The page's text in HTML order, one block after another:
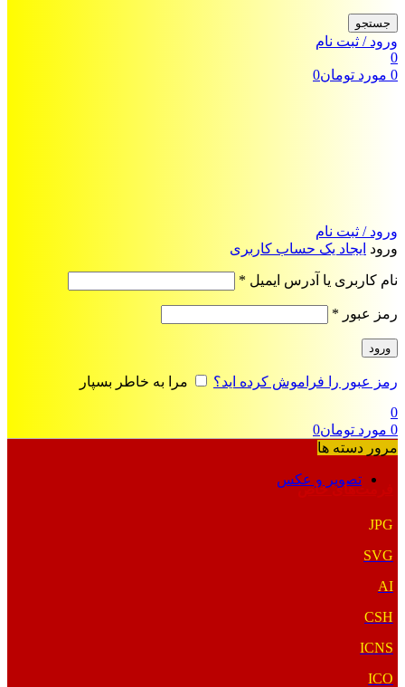
جستجو
ورود / ثبت نام
0
0 مورد تومان0
ورود / ثبت نام
ورود ایجاد یک حساب کاربری
نام کاربری یا آدرس ایمیل *
رمز عبور *
ورود
رمز عبور را فراموش کرده اید؟
مرا به خاطر بسپار
0
0 مورد تومان0
مرور دسته ها
تصویر و عکس
فرمت‌های خاص
JPG
SVG
AI
CSH
ICNS
ICO